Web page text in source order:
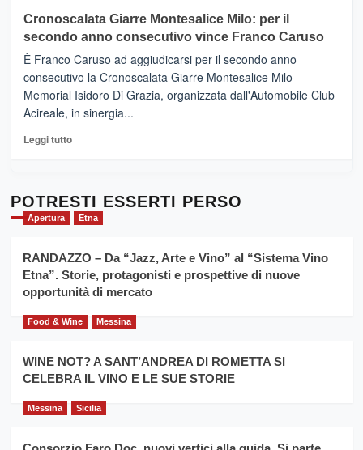
tra
sapori
vicoli
medievali
Mondello
(Palermo)
–
“E
adesso
Pasta
–
Sicilia
l’
evento
per
la
filiera
del
duro
siciliano
Cronoscalata Giarre Montesalice Milo: per il
secondo anno consecutivo vince Franco Caruso
È Franco Caruso ad aggiudicarsi per il secondo anno
consecutivo la Cronoscalata Giarre Montesalice Milo -
Memorial Isidoro Di Grazia, organizzata dall'Automobile Club
Acireale, in sinergia...
Leggi tuttoLeggi
Cronoscalata
Giarre
Montesalice
per
il
secondo
consecutivo
Caruso
POTRESTI ESSERTI PERSO
Apertura Etna
RANDAZZO – Da “Jazz, Arte e Vino” al “Sistema Vino
Etna”. Storie, protagonisti e prospettive di nuove
opportunità di mercato
Food & Wine Messina
WINE NOT? A SANT’ANDREA DI ROMETTA SI
CELEBRA IL VINO E LE SUE STORIE
Messina Sicilia